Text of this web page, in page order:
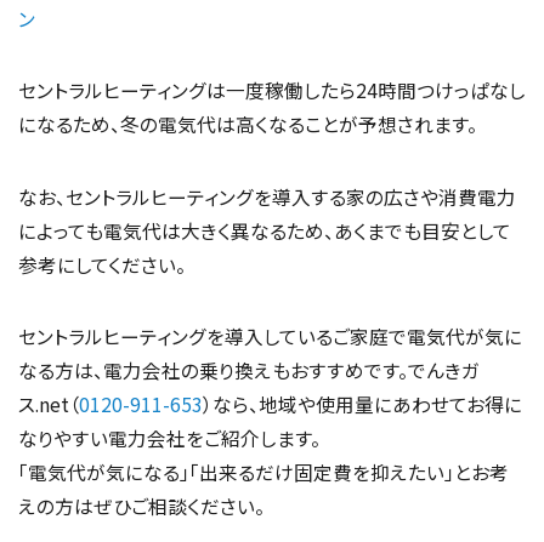
ン
セントラルヒーティングは一度稼働したら24時間つけっぱなし
になるため、冬の電気代は高くなることが予想されます。
なお、セントラルヒーティングを導入する家の広さや消費電力
によっても電気代は大きく異なるため、あくまでも目安として
参考にしてください。
セントラルヒーティングを導入しているご家庭で電気代が気に
なる方は、電力会社の乗り換えもおすすめです。でんきガ
ス.net（0120-911-653）なら、地域や使用量にあわせてお得に
なりやすい電力会社をご紹介します。
「電気代が気になる」「出来るだけ固定費を抑えたい」とお考
えの方はぜひご相談ください。